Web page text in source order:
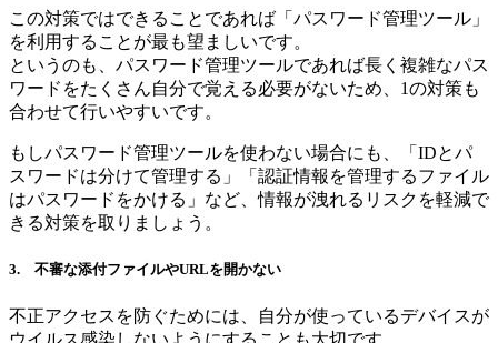
この対策ではできることであれば「パスワード管理ツール」
を利用することが最も望ましいです。
というのも、パスワード管理ツールであれば長く複雑なパス
ワードをたくさん自分で覚える必要がないため、1の対策も
合わせて行いやすいです。
もしパスワード管理ツールを使わない場合にも、「IDとパ
スワードは分けて管理する」「認証情報を管理するファイル
はパスワードをかける」など、情報が洩れるリスクを軽減で
きる対策を取りましょう。
3. 不審な添付ファイルやURLを開かない
不正アクセスを防ぐためには、自分が使っているデバイスが
ウイルス感染しないようにすることも大切です。